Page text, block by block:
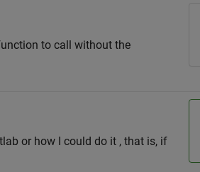
to call without the
or how I could do it , that is, if